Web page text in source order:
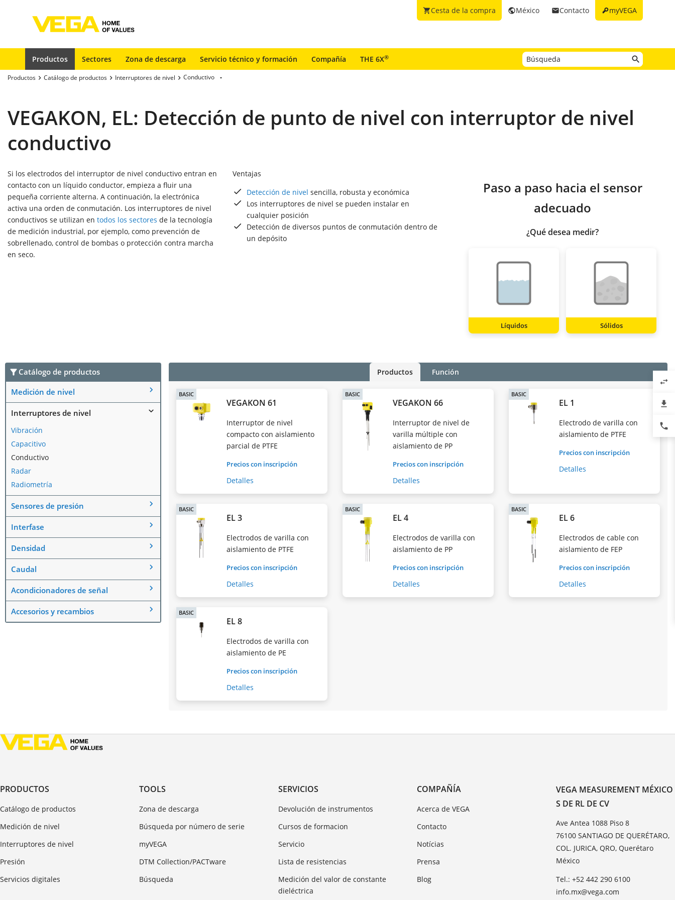
keymyVEGA
emailContacto
publicMéxico
shopping_cartCesta de la compra
Productos Sectores Zona de descarga Servicio técnico y formación Compañía THE 6X®
Productos Catálogo de productos Interruptores de nivel Conductivo
VEGAKON, EL: Detección de punto de nivel con interruptor de nivel
conductivo
Si los electrodos del interruptor de nivel conductivo entran en
contacto con un líquido conductor, empieza a fluir una
pequeña corriente alterna. A continuación, la electrónica
activa una orden de conmutación. Los interruptores de nivel
conductivos se utilizan en todos los sectores de la tecnología
de medición industrial, por ejemplo, como prevención de
sobrellenado, control de bombas o protección contra marcha
en seco.
Ventajas
Detección de nivel sencilla, robusta y económica
Los interruptores de nivel se pueden instalar en
cualquier posición
Detección de diversos puntos de conmutación dentro de
un depósito
Paso a paso hacia el sensor
adecuado
¿Qué desea medir?
Líquidos Sólidos
Catálogo de productos
Medición de nivel
Interruptores de nivel
Vibración
Capacitivo
Conductivo
Radar
Radiometría
Sensores de presión
Interfase
Densidad
Caudal
Acondicionadores de señal
Accesorios y recambios
Productos Función
BASIC
VEGAKON 61
Interruptor de nivel
compacto con aislamiento
parcial de PTFE
Precios con inscripción
Detalles
BASIC
VEGAKON 66
Interruptor de nivel de
varilla múltiple con
aislamiento de PP
Precios con inscripción
Detalles
BASIC
EL 1
Electrodo de varilla con
aislamiento de PTFE
Precios con inscripción
Detalles
BASIC
EL 3
Electrodos de varilla con
aislamiento de PTFE
Precios con inscripción
Detalles
BASIC
EL 4
Electrodos de varilla con
aislamiento de PP
Precios con inscripción
Detalles
BASIC
EL 6
Electrodos de cable con
aislamiento de FEP
Precios con inscripción
Detalles
BASIC
EL 8
Electrodos de varilla con
aislamiento de PE
Precios con inscripción
Detalles
PRODUCTOS
Catálogo de productos
Medición de nivel
Interruptores de nivel
Presión
Servicios digitales
TOOLS
Zona de descarga
Búsqueda por número de serie
myVEGA
DTM Collection/PACTware
Búsqueda
SERVICIOS
Devolución de instrumentos
Cursos de formacion
Servicio
Lista de resistencias
Medición del valor de constante
dieléctrica
COMPAÑÍA
Acerca de VEGA
Contacto
Notícias
Prensa
Blog
VEGA MEASUREMENT MÉXICO
S DE RL DE CV
Ave Antea 1088 Piso 8
76100 SANTIAGO DE QUERÉTARO,
COL. JURICA, QRO, Querétaro
México
Tel.: +52 442 290 6100
info.mx@vega.com
swap_horiz
file_download
phone